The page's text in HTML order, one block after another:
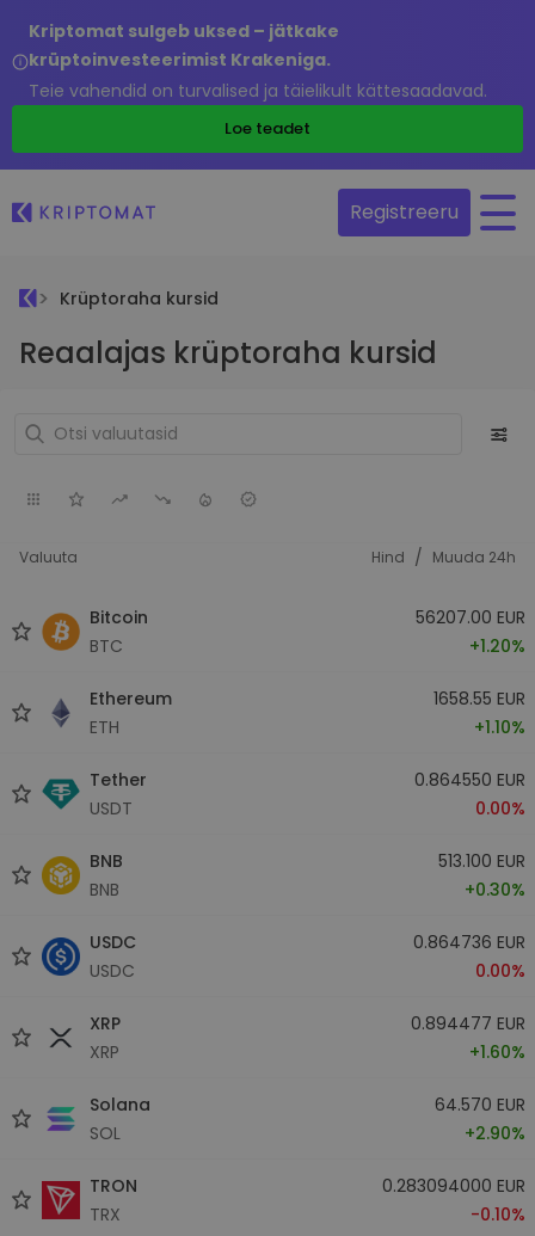
Kriptomat sulgeb uksed – jätkake
krüptoinvesteerimist Krakeniga.
Teie vahendid on turvalised ja täielikult kättesaadavad.
Loe teadet
Registreeru
Krüptoraha kursid
Reaalajas krüptoraha kursid
Valuuta Hind / Muuda 24h
Bitcoin
BTC
56207.00 EUR
+1.20%
Ethereum
ETH
1658.55 EUR
+1.10%
Tether
USDT
0.864550 EUR
0.00%
BNB
BNB
513.100 EUR
+0.30%
USDC
USDC
0.864736 EUR
0.00%
XRP
XRP
0.894477 EUR
+1.60%
Solana
SOL
64.570 EUR
+2.90%
TRON
TRX
0.283094000 EUR
-0.10%